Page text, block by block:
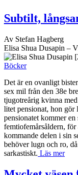
Subtilt,
Av Stefan Hagberg
Elisa Shua Dusapin –
Böcker
Det är en ovanligt
sex mil från den 38e
tjugotreårig kvinna
litet pensionat, hon gör
pensionatet kommer
femtiofemårsåldern,
kommande delen i sin
behöver lugn och ro,
sarkastiskt. Läs mer